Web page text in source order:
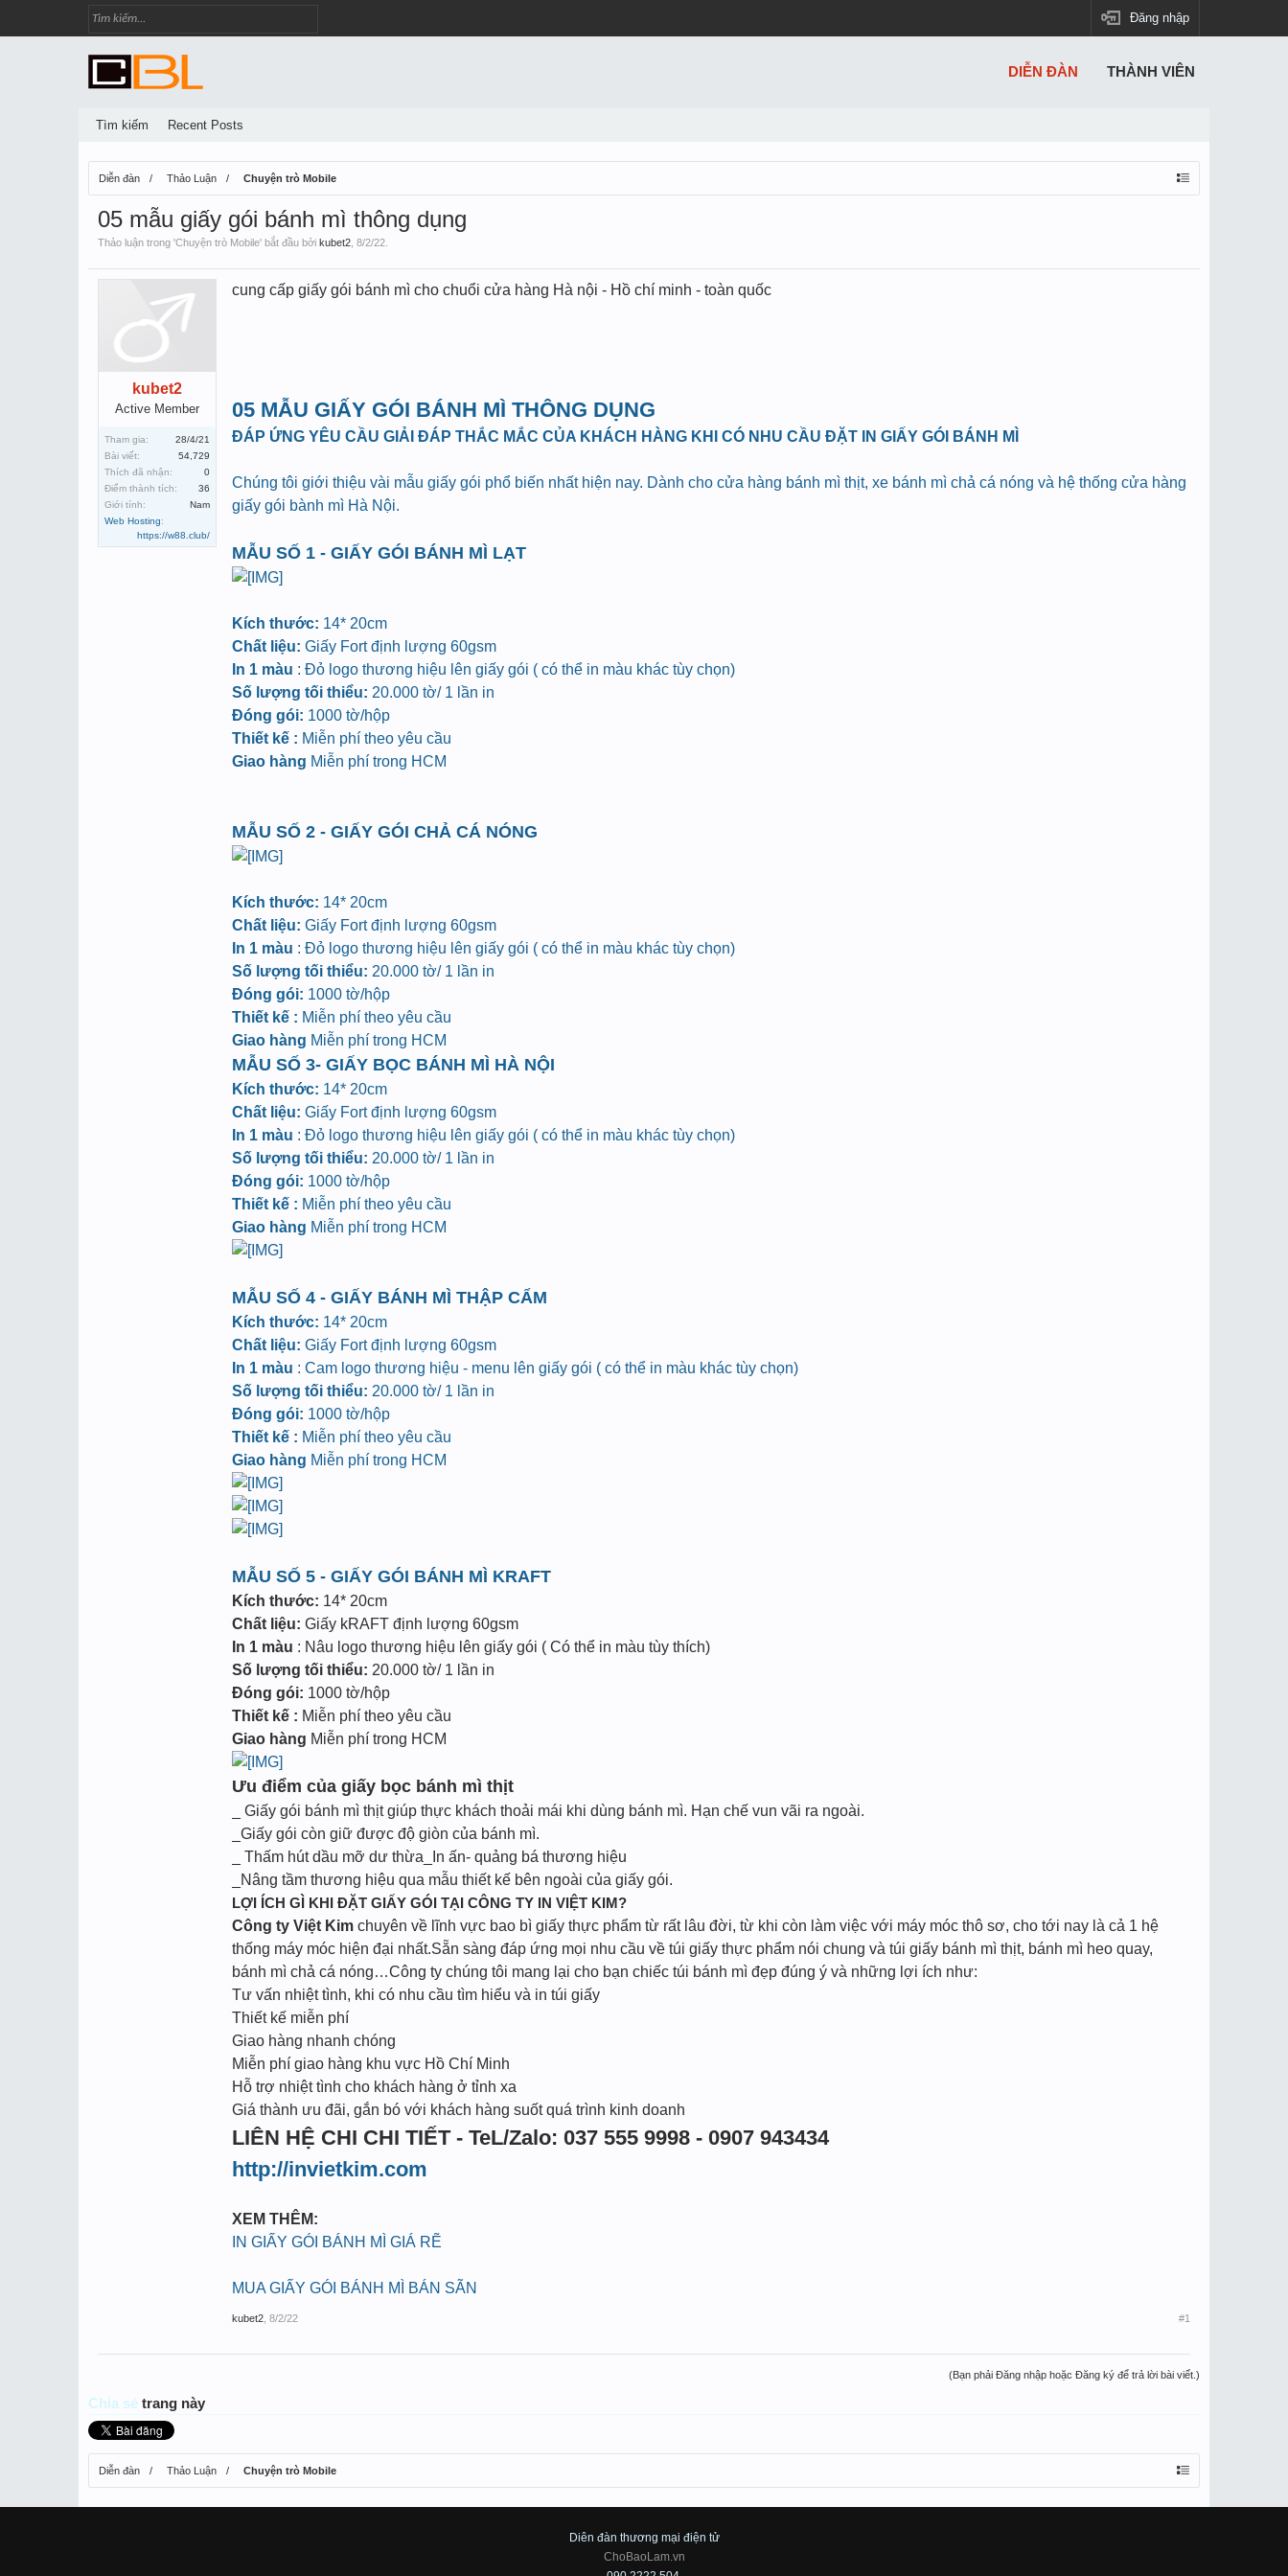
Đăng nhập
Diễn đàn Thảo Luận Chuyện trò Mobile
05 mẫu giấy gói bánh mì thông dụng
Thảo luận trong 'Chuyện trò Mobile' bắt đầu bởi kubet2 8/2/22
kubet2
Active Member
Tham gia:
28/4/21
Bài viết:
54,729
Thích đã nhận:
0
Điểm thành tích:
36
Giới tính:
Nam
Web Hosting:
https://w88.club/
cung cấp giấy gói bánh mì cho chuổi cửa hàng Hà nội - Hồ chí minh - toàn quốc
05 MẪU GIẤY GÓI BÁNH MÌ THÔNG DỤNG
ĐÁP ỨNG YÊU CẦU GIẢI ĐÁP THẮC MẮC CỦA KHÁCH HÀNG KHI CÓ NHU CẦU ĐẶT IN GIẤY GÓI BÁNH MÌ
Chúng tôi giới thiệu vài mẫu giấy gói phổ biến nhất hiện nay. Dành cho cửa hàng bánh mì thịt, xe bánh mì chả cá nóng và hệ thống cửa hàng
giấy gói bành mì Hà Nội.
MẪU SỐ 1 - GIẤY GÓI BÁNH MÌ LẠT
Kích thước: 14* 20cm
Chất liệu: Giấy Fort định lượng 60gsm
In 1 màu : Đỏ logo thương hiệu lên giấy gói ( có thể in màu khác tùy chọn)
Số lượng tối thiểu: 20.000 tờ/ 1 lần in
Đóng gói: 1000 tờ/hộp
Thiết kế : Miễn phí theo yêu cầu
Giao hàng Miễn phí trong HCM
MẪU SỐ 2 - GIẤY GÓI CHẢ CÁ NÓNG
Kích thước: 14* 20cm
Chất liệu: Giấy Fort định lượng 60gsm
In 1 màu : Đỏ logo thương hiệu lên giấy gói ( có thể in màu khác tùy chọn)
Số lượng tối thiểu: 20.000 tờ/ 1 lần in
Đóng gói: 1000 tờ/hộp
Thiết kế : Miễn phí theo yêu cầu
Giao hàng Miễn phí trong HCM
MẪU SỐ 3- GIẤY BỌC BÁNH MÌ HÀ NỘI
Kích thước: 14* 20cm
Chất liệu: Giấy Fort định lượng 60gsm
In 1 màu : Đỏ logo thương hiệu lên giấy gói ( có thể in màu khác tùy chọn)
Số lượng tối thiểu: 20.000 tờ/ 1 lần in
Đóng gói: 1000 tờ/hộp
Thiết kế : Miễn phí theo yêu cầu
Giao hàng Miễn phí trong HCM
MẪU SỐ 4 - GIẤY BÁNH MÌ THẬP CẨM
Kích thước: 14* 20cm
Chất liệu: Giấy Fort định lượng 60gsm
In 1 màu : Cam logo thương hiệu - menu lên giấy gói ( có thể in màu khác tùy chọn)
Số lượng tối thiểu: 20.000 tờ/ 1 lần in
Đóng gói: 1000 tờ/hộp
Thiết kế : Miễn phí theo yêu cầu
Giao hàng Miễn phí trong HCM
MẪU SỐ 5 - GIẤY GÓI BÁNH MÌ KRAFT
Kích thước: 14* 20cm
Chất liệu: Giấy kRAFT định lượng 60gsm
In 1 màu : Nâu logo thương hiệu lên giấy gói ( Có thể in màu tùy thích)
Số lượng tối thiểu: 20.000 tờ/ 1 lần in
Đóng gói: 1000 tờ/hộp
Thiết kế : Miễn phí theo yêu cầu
Giao hàng Miễn phí trong HCM
Ưu điểm của giấy bọc bánh mì thịt
_ Giấy gói bánh mì thịt giúp thực khách thoải mái khi dùng bánh mì. Hạn chế vun vãi ra ngoài.
_Giấy gói còn giữ được độ giòn của bánh mì.
_ Thấm hút dầu mỡ dư thừa_In ấn- quảng bá thương hiệu
_Nâng tầm thương hiệu qua mẫu thiết kế bên ngoài của giấy gói.
LỢI ÍCH GÌ KHI ĐẶT GIẤY GÓI TẠI CÔNG TY IN VIỆT KIM?
Công ty Việt Kim chuyên về lĩnh vực bao bì giấy thực phẩm từ rất lâu đời, từ khi còn làm việc với máy móc thô sơ, cho tới nay là cả 1 hệ
thống máy móc hiện đại nhất.Sẵn sàng đáp ứng mọi nhu cầu về túi giấy thực phẩm nói chung và túi giấy bánh mì thịt, bánh mì heo quay,
bánh mì chả cá nóng…Công ty chúng tôi mang lại cho bạn chiếc túi bánh mì đẹp đúng ý và những lợi ích như:
Tư vấn nhiệt tình, khi có nhu cầu tìm hiểu và in túi giấy
Thiết kế miễn phí
Giao hàng nhanh chóng
Miễn phí giao hàng khu vực Hồ Chí Minh
Hỗ trợ nhiệt tình cho khách hàng ở tỉnh xa
Giá thành ưu đãi, gắn bó với khách hàng suốt quá trình kinh doanh
LIÊN HỆ CHI CHI TIẾT - TeL/Zalo: 037 555 9998 - 0907 943434
http://invietkim.com
XEM THÊM:
IN GIẤY GÓI BÁNH MÌ GIÁ RẼ
MUA GIẤY GÓI BÁNH MÌ BÁN SÃN
kubet2 8/2/22 #1
(Bạn phải Đăng nhập hoặc Đăng ký để trả lời bài viết.)
Chia sẻ trang này
Diễn đàn Thảo Luận Chuyện trò Mobile
DIỄN ĐÀN
Tìm kiếm Recent Posts
THÀNH VIÊN
Diên đàn thương mại điện tử
ChoBaoLam.vn